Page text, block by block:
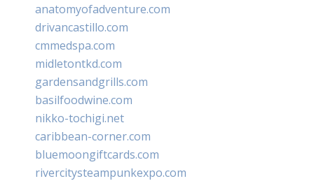
anatomyofadventure.com
drivancastillo.com
cmmedspa.com
midletontkd.com
gardensandgrills.com
basilfoodwine.com
nikko-tochigi.net
caribbean-corner.com
bluemoongiftcards.com
rivercitysteampunkexpo.com